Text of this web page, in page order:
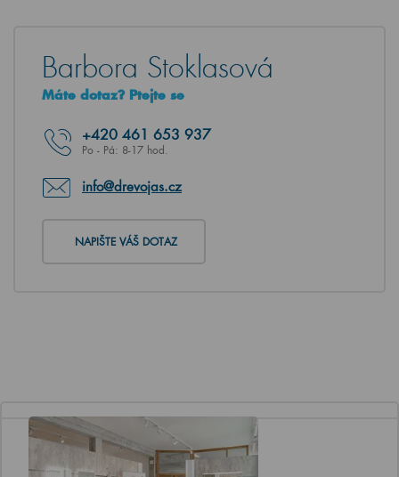
Barbora Stoklasová
Máte dotaz? Ptejte se
+420 461 653 937
Po - Pá: 8-17 hod.
info@drevojas.cz
NAPIŠTE VÁŠ DOTAZ